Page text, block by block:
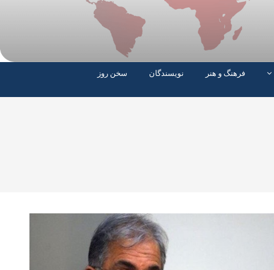
فرهنگ و هنر نویسندگان
سخن روز